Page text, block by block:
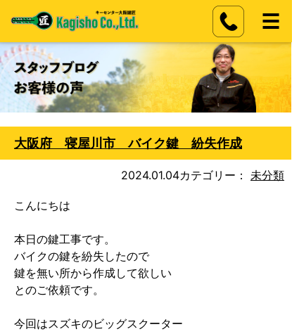
大阪府 寝屋川市 バイク鍵 紛失作成
2024.01.04カテゴリー： 未分類
こんにちは
本日の鍵工事です。
バイクの鍵を紛失したので
鍵を無い所から作成して欲しい
とのご依頼です。
今回はスズキのビッグスクーター